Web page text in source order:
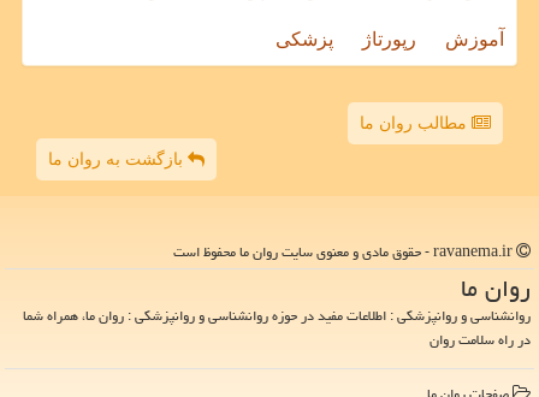
آموزش رپورتاژ پزشکی
مطالب روان ما
بازگشت به روان ما
روان ما
روانشناسی و روانپزشکی : اطلاعات مفید در حوزه روانشناسی و روانپزشکی : روان ما، همراه شما
در راه سلامت روان